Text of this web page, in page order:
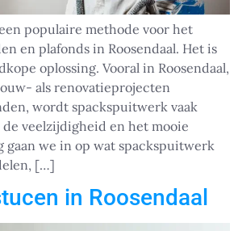
populaire methode voor het
en plafonds in Roosendaal. Het is
oplossing. Vooral in Roosendaal,
als renovatieprojecten
wordt spackspuitwerk vaak
de veelzijdigheid en het mooie
gaan we in op wat spackspuitwerk
[…]
in Roosendaal